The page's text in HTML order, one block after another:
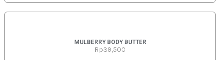
MULBERRY BODY BUTTER
Rp39,500